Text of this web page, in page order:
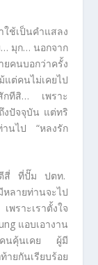
ช้เป็นคำแสลง
… มุก… นอกจาก
คนบอกว่าครั้ง
ต่คนไม่เคยไป
กทีสิ… เพราะ
งปัจจุบัน แต่ทริ
านไป “หลงรัก
ตีสี่ ที่ปั๊ม ปตท.
ลายท่านจะไป
พราะเราตั้งใจ
แอบเอางาน
นคุ้นเคย ผู้มี
ยกันเรียบร้อย